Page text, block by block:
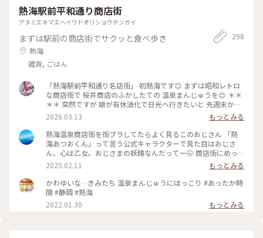
●Restaurant＆Sweets花の妖精 住所：静岡県熱海市熱海
1993-65 定休日：火曜日、水曜日、他不定休 営業時間：10:00
～17:00（16:00L.O.)
熱海駅前平和通り商店街
アタミエキマエヘイワドオリショウテンガイ
まずは駅前の商店街でサクッと食べ歩き
熱海
雑貨, ごはん
298
「熱海駅前平和通り名店街」 初熱海です😊 まずは昭和レトロ
な商店街で 桜井商店のふかしたての 温泉まんじゅうを😍 ＊＊
＊＊ 突然ですが 娘が有休消化で日光へ行きたいと 先週末から
3泊４日で 熱海〜日光へ母娘旅でした😆 当初那須高原も行こう
ねとルンルンが 北関東の寒さを知らず！ 3月いっぱいスノータ
イヤ🛞💦 那須高原はスキー⛷️❄️ いろは坂は凍結✨ 日曜日からま
た厳寒😂 季節外れの那須高原は諦めて 1日目は熱海で途中下
車することに 熱海はこの日18℃☀️ 翌日の日光は最低気温氷点
下の 真冬🤣 なんとか日光へは行こうと ぽかぽか陽気の熱海か
ら 真冬の日光へのアップダウン旅の スタートです😆 ♨️ ふかし
たての温泉まんじゅうは こし餡と黒糖生地の粒あん アッツア
ツふかふかでした😍 商店街には美味しそうなお店が たくさん
💕 お昼ご飯を求めて路地裏散策へ♪ 行きの新幹線から タイミ
ングよく雲の切れた 富士山も綺麗に見えて 幸先のいいスター
2026.03.13
もっとみる
熱海温泉商店街を街ブラしてたらよく見るこのおじさん 「熱
海あつおくん」って言う公式キャラクターで見た目はおじさ
ん、心は乙女。おじさまの妖精なんだってー🤭 商店街にめっ
ちゃいるから気になっちゃったw そんなあつおくんの温泉まん
じゅうは、蒸したてほかほか黒糖まんじゅう。美味しかった😋
後ろから消毒スプレーが出てるからちょんまげみたいな姿にな
ってしまった🤣 そこからちょっと足を伸ばしてお散歩♪ 地図
で見ると桜並木まで徒歩で20分ほどとしか書いてなかったの
で、平地を歩くのかと思ったら、海に向けてずっと下り坂！
2025.02.11
もっとみる
かわゆいな…きみたち 温泉まんじゅうにほっこり #あったか時
間 #静岡 #熱海
2022.01.30
もっとみる